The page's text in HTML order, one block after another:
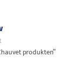
produkten”